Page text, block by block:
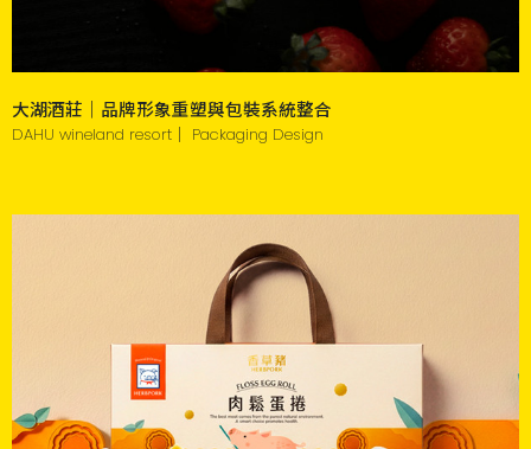
大湖酒莊｜品牌形象重塑與包裝系統整合
DAHU wineland resort｜ Packaging Design